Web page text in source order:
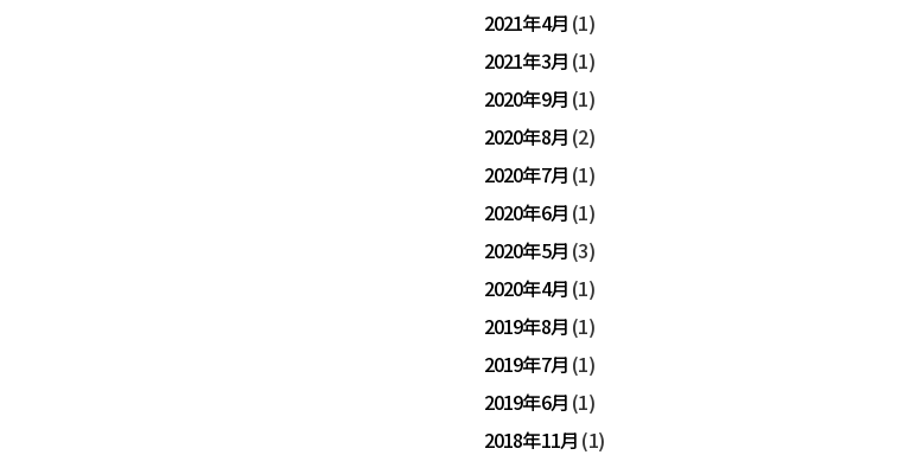
2021年4月 (1)
2021年3月 (1)
2020年9月 (1)
2020年8月 (2)
2020年7月 (1)
2020年6月 (1)
2020年5月 (3)
2020年4月 (1)
2019年8月 (1)
2019年7月 (1)
2019年6月 (1)
2018年11月 (1)